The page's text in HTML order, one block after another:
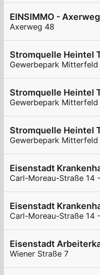
EINSIMMO - Axerweg
Axerweg 48
Stromquelle Heintel
Gewerbepark Mitterfeld
Stromquelle Heintel
Gewerbepark Mitterfeld
Stromquelle Heintel
Gewerbepark Mitterfeld
Eisenstadt
Carl-Moreau-Straße 14 -
Eisenstadt
Carl-Moreau-Straße 14 -
Eisenstadt
Wiener Straße 7